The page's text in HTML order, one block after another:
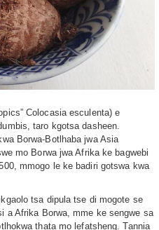
Colocasia esculenta) e
taro kgotsa dasheen.
Borwa-Botlhaba jwa Asia
mo Borwa jwa Afrika ke bagwebi
mmogo le ke badiri gotswa kwa
tsa dipula tse di mogote se
a Afrika Borwa, mme ke sengwe sa
thata mo lefatsheng. Tannia